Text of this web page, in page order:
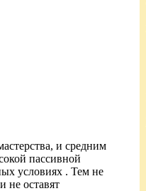
и средним
пассивной
условиях . Тем не
не оставят